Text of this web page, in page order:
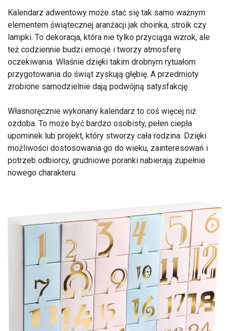
Kalendarz adwentowy może stać się tak samo ważnym
elementem świątecznej aranżacji jak choinka, stroik czy
lampki. To dekoracja, która nie tylko przyciąga wzrok, ale
też codziennie budzi emocje i tworzy atmosferę
oczekiwania. Właśnie dzięki takim drobnym rytuałom
przygotowania do świąt zyskują głębię. A przedmioty
zrobione samodzielnie dają podwójną satysfakcję.
Własnoręcznie wykonany kalendarz to coś więcej niż
ozdoba. To może być bardzo osobisty, pełen ciepła
upominek lub projekt, który stworzy cała rodzina. Dzięki
możliwości dostosowania go do wieku, zainteresowań i
potrzeb odbiorcy, grudniowe poranki nabierają zupełnie
nowego charakteru.